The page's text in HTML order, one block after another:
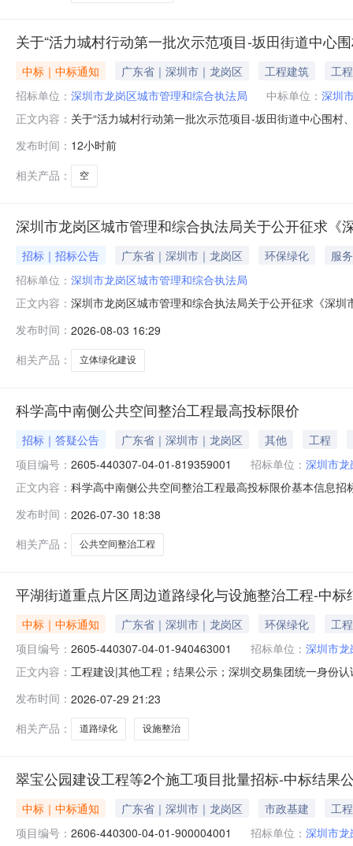
关于“活力城村行动第一批次示范项目-坂田街道中心
中标｜中标通知 广东省｜深圳市｜龙岗区 工程建筑
工程
招标单位： 深圳市龙岗区城市管理和综合执法局 中标单位： 深圳
正文内容： 关于“活力城村行动第一批次示范项目-坂田街道中心围
盖公司章的书面申诉文件及有效证明材料），逾期不予
评价不合格公示请示
发布时间： 12小时前
相关产品：
空
深圳市龙岗区城市管理和综合执法局关于公开征求
招标｜招标公告 广东省｜深圳市｜龙岗区 环保绿化
服务
招标单位： 深圳市龙岗区城市管理和综合执法局
正文内容： 深圳市龙岗区城市管理和综合执法局关于公开征求《深
程序第十一条【申报要求及资料】中“近3年内无不良信
说明如下：一、征集时间2026年8月
发布时间： 2026-08-03 16:29
相关产品：
立体绿化建设
科学高中南侧公共空间整治工程最高投标限价
招标｜答疑公告 广东省｜深圳市｜龙岗区 其他
工程
项目编号： 2605-440307-04-01-819359001 招标单位： 深圳市
正文内容： 科学高中南侧公共空间整治工程最高投标限价基本信息
投标报价上限为公示最高投标限价净下浮5%，即
发布时间： 2026-07-30 18:38
相关产品：
公共空间整治工程
平湖街道重点片区周边道路绿化与设施整治工程-中标
中标｜中标通知 广东省｜深圳市｜龙岗区 环保绿化
工程
项目编号： 2605-440307-04-01-940463001 招标单位： 深圳市
正文内容： 工程建设|其他工程；结果公示；深圳交易集团统一身份
整治工程中标结果公示基本信息招标项目编号：2605-
发布时间： 2026-07-29 21:23
相关产品：
道路绿化 设施整治
翠宝公园建设工程等2个施工项目批量招标-中标结果
中标｜中标通知 广东省｜深圳市｜龙岗区 市政基建
工程
项目编号： 2606-440300-04-01-900004001 招标单位： 深圳市